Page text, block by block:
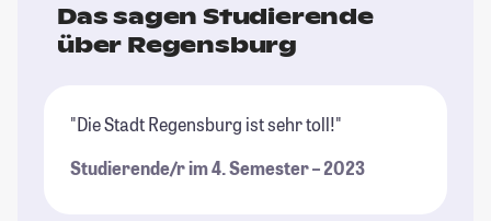
Das sagen Studierende
über Regensburg
"Die Stadt Regensburg ist sehr toll!"
Studierende/r im 4. Semester – 2023